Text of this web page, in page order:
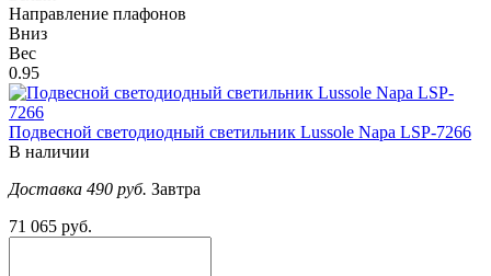
Направление плафонов
Вниз
Вес
0.95
Подвесной светодиодный светильник Lussole Napa LSP-7266
В наличии
Доставка 490 руб. Завтра
71 065 руб.